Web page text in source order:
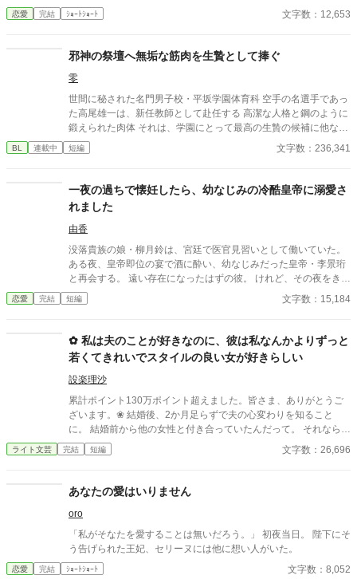
その人は大人びた雰囲気をもつ二つ上の先輩。 彼は心は自由で
いたい言っていた。 その女性と話す時、私には見せない楽しそ
たちは言う。お互いに干渉しない割り切った夫婦のほうが気が楽
激しい気持ちを封印してもらったの。 ※このお話はハッピーエン
ドではありません。 ※短いお話でサクサクと進めたいと思いま
す。
恋愛 完結 ｼｮｰﾄｼｮｰﾄ 文字数：12,653
邪神の祭壇へ無垢な筋肉を生贄として捧ぐ
零
世間に秘された名門男子校・平坂学園体育科 空手の名選手であっ
た高尾雄一は、新任教師として赴任する 高潔な人格と鋼のように
鍛えられた肉体 それは、学園にとって最高の生贄の候補に他なら
なかった 至高の筋肉を持つ、精神を削られ意志をなくした青年を
太古の神に捧げるため、“水”、“風”、“土”の信奉者達が暗躍する 意
校で繰り広げられるダークファンタジー
BL 連載中 短編 文字数：236,341
一夜の過ちで懐妊したら、幼なじみの冷酷皇帝に溺愛さ
れました
由香
没落貴族の娘・柳月鈴は、宮廷で医官見習いとして働いていた。
ある夜、皇帝即位の宴で酒に酔い、幼なじみだった皇帝・李景珩
と再会する。 遠い存在になったはずの彼。 けれど、その夜をきっ
かけに月鈴の運命は大きく動き出す。 冷酷と恐れられる皇帝が、
なぜか彼女だけには甘すぎて――。
恋愛 完結 短編 文字数：15,184
✿ 私は夫のことが好きなのに、彼は私なんかよりずっと
若くてきれいでスタイルの良い女が好きらしい
設楽理沙
累計ポイント130万ポイント超えました。皆さま、ありがとうご
ざいます。❀ 結婚後、2か月足らずで夫の心変わりを知ること
に。 結婚前から他の女性と付き合っていたんだって。 それならそ
うと、ちゃんと話してくれていれば、結婚なんて しなかった。 呆
れた私はすぐに家を出て自立の道を探すことにした。 それなの
夫。 だめだめ、信用できないからね～。 さようなら。 ＊＊＊＊
＊＊*.✿..✿.*＊＊＊＊＊＊ ◇｜日比野滉星《ひびのこうせい》32
才 会社員 ◇ 日比野ひまり 32才 ◇ 石田唯 29才
滉星の同僚 ◇新堂冬也 25才 ひまり
の転職先の先輩(鉄道会社) 2025.4.11 完結 25649字
ライト文芸 完結 短編 文字数：26,696
あなたの愛はいりません
oro
「私がそなたを愛することは無いだろう。」 初夜当日。 陛下にそ
う告げられた王妃、セリーヌには他に想い人がいた。
恋愛 完結 ｼｮｰﾄｼｮｰﾄ 文字数：8,052